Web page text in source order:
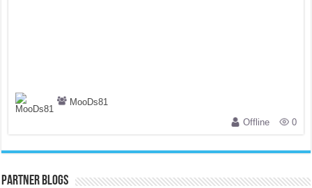
MooDs81
Offline
0
Partner Blogs